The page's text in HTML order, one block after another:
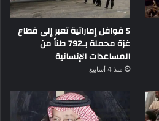
5 قوافل إماراتية تعبر إلى قطاع
غزة محملة بـ792 طناً من
المساعدات الإنسانية
منذ 4 أسابيع